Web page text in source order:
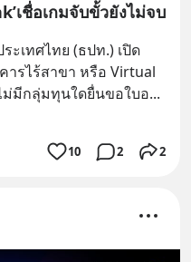
เชื่อเกมจับขั้วยังไม่จบ
ะเทศไทย (ธปท.) เปิด
รไร้สาขา หรือ Virtual
ม่มีกลุ่มทุนใดยื่นขอใบอ
10 2 2